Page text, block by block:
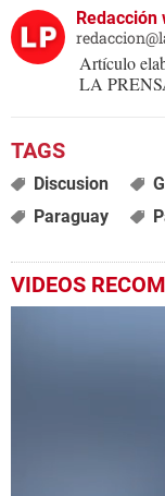
Redacción
Artículo
LA
Discusion
Paraguay
VIDEOS